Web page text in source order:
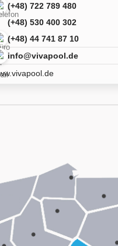
(+48) 722 789 480
(+48) 530 400 302
(+48) 44 741 87 10
info@vivapool.de